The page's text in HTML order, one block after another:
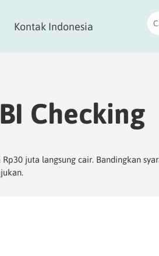
Kontak Indonesia
Checking
juta langsung cair. Bandingkan